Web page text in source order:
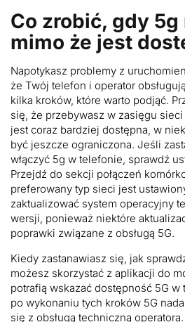
Co zrobić, gdy 5g
mimo że jest
Napotykasz problemy z
że Twój telefon i operator
kilka kroków, które warto podjąć.
się, że przebywasz w zasięgu
jest coraz bardziej dostępna, w
być jeszcze ograniczona. Jeśli
włączyć 5g w telefonie, sprawdź
Przejdź do sekcji połączeń
preferowany typ sieci jest
zaktualizować system operacyjny
wersji, ponieważ niektóre
poprawki związane z obsługą 5G.
Kiedy zastanawiasz się, jak
możesz skorzystać z aplikacji do
potrafią wskazać dostępność 5G
po wykonaniu tych kroków 5G
się z obsługą techniczną